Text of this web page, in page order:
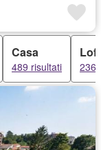
Casa
489 risultati
Loft
236